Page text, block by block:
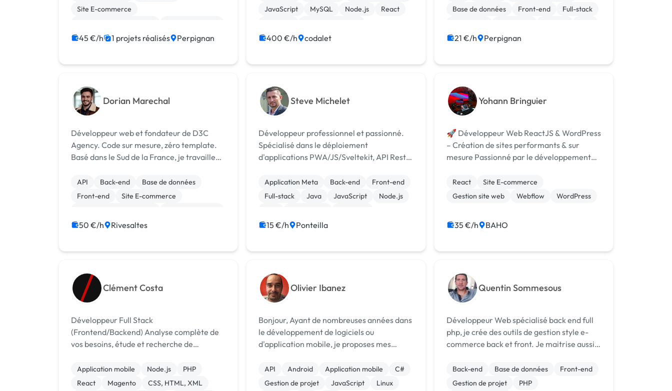
Expert WordPress ✔ Création de Site E-
Site E-commerce
Site clé en main
Référencement, liens
45 €/h 1 projets réalisés Perpignan
développeur web. Mon parcours m’a
JavaScript
MySQL Node.js
React
400 €/h codalet
Angular, JQuery, NodeJS, mais je sais
Base de données
Front-end
Full-stack
21 €/h Perpignan
Dorian Marechal
Développeur web et fondateur de D3C
Agency. Code sur mesure, zéro template.
Basé dans le Sud de la France, je travaille
API Back-end
Base de données
Front-end
Site E-commerce
Référencement, liens
50 €/h Rivesaltes
Steve Michelet
Développeur professionnel et passionné.
Spécialisé dans le déploiement
d'applications PWA/JS/Sveltekit, API Rest,
algorithmes de reconnaissances OCR/IA.
Application Meta Back-end
Front-end
Full-stack
Java JavaScript
Node.js
15 €/h Ponteilla
Yohann Bringuier
🚀 Développeur Web ReactJS & WordPress
– Création de sites performants & sur
mesure Passionné par le développement
entreprises et entrepreneurs à concevoir
des sites modernes, rapides et optimisés
React
Site E-commerce
Gestion site web
Webflow WordPress
35 €/h BAHO
Clément Costa
Développeur Full Stack
(Frontend/Backend) Analyse complète de
vos besoins, étude et recherche de
outil personnalisé. Applications Web,
Mobile et de bureau; Boutique en ligne; Site
Application mobile Node.js
PHP
React
Magento
CSS, HTML, XML
Olivier Ibanez
Bonjour, Ayant de nombreuses années dans
le développement de logiciels ou
d'application mobile, je proposes mes
Mes compétences en langage de
développement sont: - C# - HTML -
API Android Application mobile
C#
Gestion de projet
JavaScript
Linux
Quentin Sommesous
Développeur Web spécialisé back end full
php, je crée des outils de gestion style e-
commerce back et front. Je maitrise aussi
js jQuery afin de produire des sites de tout
type pour tout type de demandes.
Back-end Base de données
Front-end
Gestion de projet
PHP